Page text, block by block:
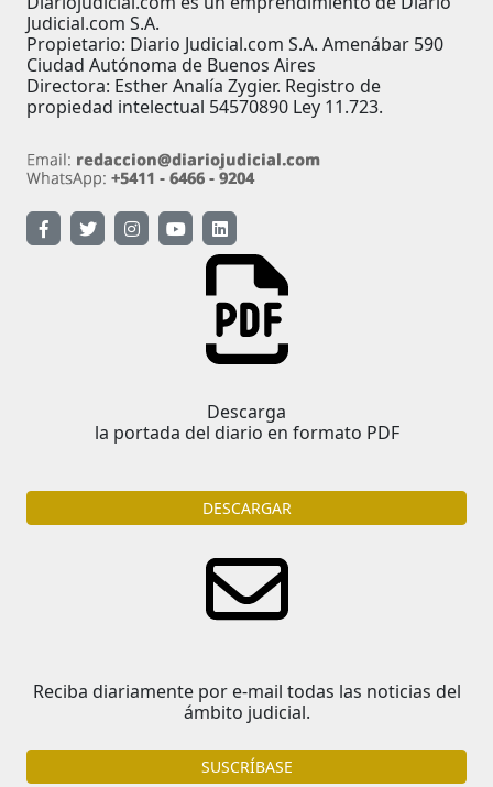
Judicial.com S.A.
Propietario: Diario Judicial.com S.A. Amenábar 590
Ciudad Autónoma de Buenos Aires
Directora: Esther Analía Zygier. Registro de
propiedad intelectual 54570890 Ley 11.723.
Descarga
la portada del diario en formato PDF
DESCARGAR
Reciba diariamente por e-mail todas las noticias del
ámbito judicial.
SUSCRÍBASE